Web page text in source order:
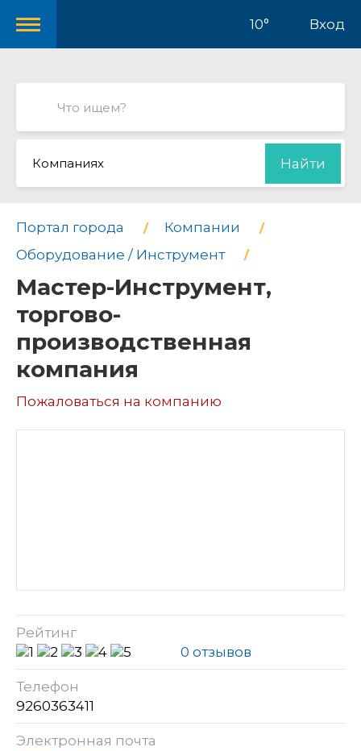
10° Вход
Компаниях Найти
Портал города
Компании
Оборудование / Инструмент
Мастер-Инструмент,
торгово-
производственная
компания
Пожаловаться на компанию
Рейтинг
0 отзывов
Телефон
9260363411
Электронная почта